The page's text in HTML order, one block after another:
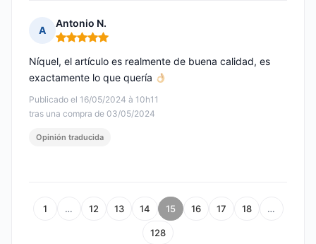
A
Antonio N.
Nota: 5 de 5
Publicado el 16/05/2024 à 10h11
tras una compra de 03/05/2024
Níquel, el artículo es realmente de buena calidad, es
exactamente lo que quería
Opinión traducida
1 … 12 13 14 15 16 17 18 …
128